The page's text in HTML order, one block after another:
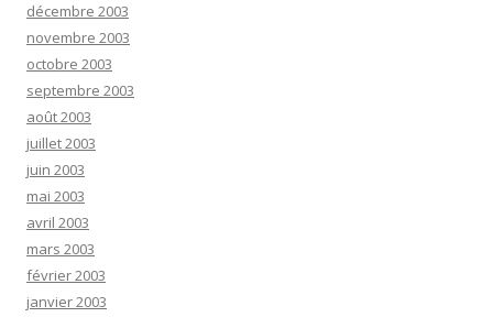
décembre 2003
novembre 2003
octobre 2003
septembre 2003
août 2003
juillet 2003
juin 2003
mai 2003
avril 2003
mars 2003
février 2003
janvier 2003